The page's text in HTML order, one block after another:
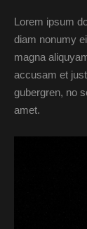
Lorem ipsum
diam nonumy
magna
accusam et
gubergren, no
amet.